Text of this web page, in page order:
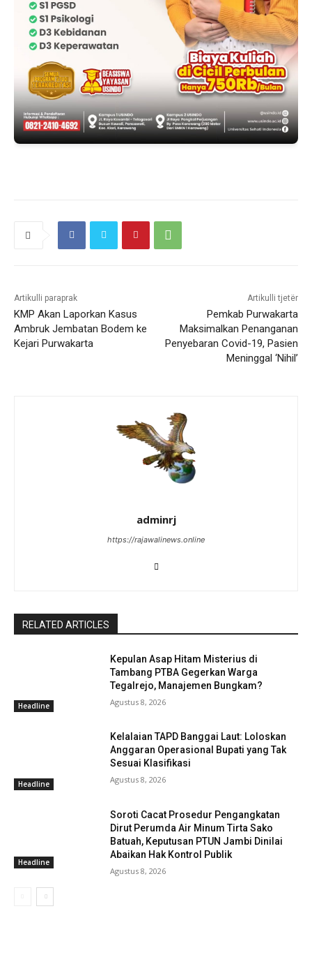
Artikulli paraprak
KMP Akan Laporkan Kasus
Ambruk Jembatan Bodem ke
Kejari Purwakarta
Artikulli tjetër
Pemkab Purwakarta
Maksimalkan Penanganan
Penyebaran Covid-19, Pasien
Meninggal ‘Nihil’
adminrj
https://rajawalinews.online
RELATED ARTICLES
Headline
Kepulan Asap Hitam Misterius di
Tambang PTBA Gegerkan Warga
Tegalrejo, Manajemen Bungkam?
Agustus 8, 2026
Headline
Kelalaian TAPD Banggai Laut: Loloskan
Anggaran Operasional Bupati yang Tak
Sesuai Klasifikasi
Agustus 8, 2026
Headline
Soroti Cacat Prosedur Pengangkatan
Dirut Perumda Air Minum Tirta Sako
Batuah, Keputusan PTUN Jambi Dinilai
Abaikan Hak Kontrol Publik
Agustus 8, 2026